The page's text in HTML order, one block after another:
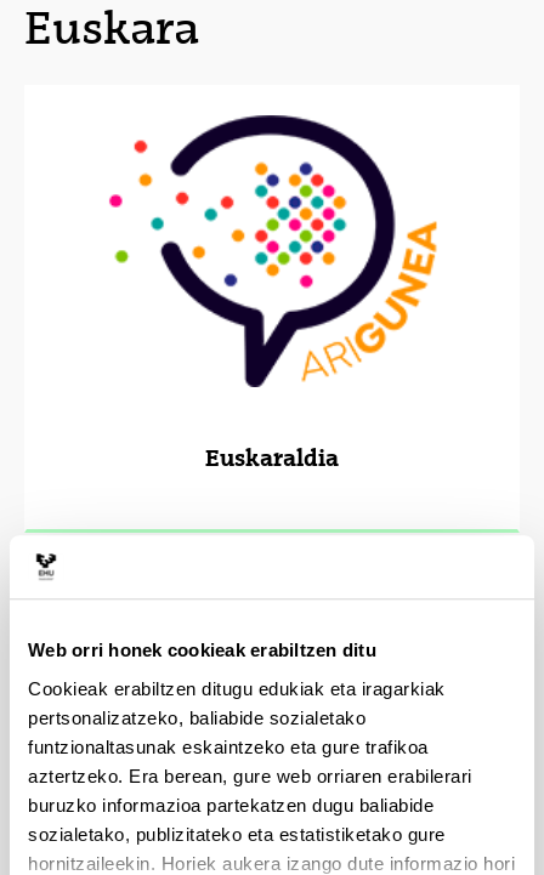
Web orri honek cookieak erabiltzen ditu
Cookieak erabiltzen ditugu edukiak eta iragarkiak
pertsonalizatzeko, baliabide sozialetako
funtzionaltasunak eskaintzeko eta gure trafikoa
aztertzeko. Era berean, gure web orriaren erabilerari
buruzko informazioa partekatzen dugu baliabide
sozialetako, publizitateko eta estatistiketako gure
hornitzaileekin. Horiek aukera izango dute informazio hori
Euskara
Euskaraldia